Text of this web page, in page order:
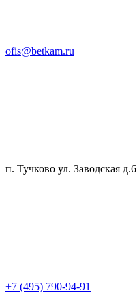
ofis@betkam.ru
п. Тучково ул. Заводская д.6
+7 (495) 790-94-91